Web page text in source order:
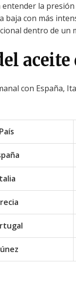
la
baja con más
dentro de un
con España,
País